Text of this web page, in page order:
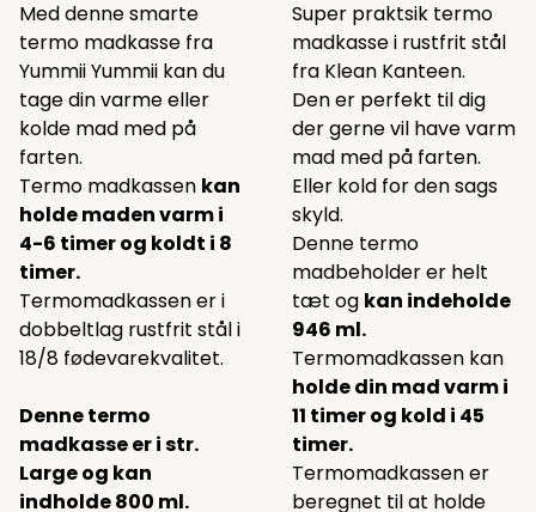
Med denne smarte
termo madkasse fra
Yummii Yummii kan du
tage din varme eller
kolde mad med på
farten.
Termo madkassen kan
holde maden varm i
4-6 timer og koldt i 8
timer.
Termomadkassen er i
dobbeltlag rustfrit stål i
18/8 fødevarekvalitet.
Denne termo
madkasse er i str.
Large og kan
indholde 800 ml.
Super praktsik termo
madkasse i rustfrit stål
fra Klean Kanteen.
Den er perfekt til dig
der gerne vil have varm
mad med på farten.
Eller kold for den sags
skyld.
Denne termo
madbeholder er helt
tæt og kan indeholde
946 ml.
Termomadkassen kan
holde din mad varm i
11 timer og kold i 45
timer.
Termomadkassen er
beregnet til at holde